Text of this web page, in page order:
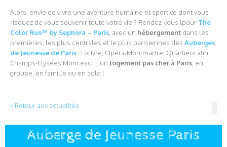
Alors, envie de vivre une aventure humaine et sportive dont vous
risquez de vous souvenir toute votre vie ? Rendez-vous lpour The
Color Run™ by Sephora – Paris , avec un hébergement dans les
premières, les plus centrales et le plus parisiennes des Auberges
de Jeunesse de Paris : Louvre, Opéra-Montmartre, Quartier-Latin,
Champs-Elysées Monceau… un logement pas cher à Paris , en
groupe, en famille ou en solo !
« Retour aux actualités
Auberge de Jeunesse Paris